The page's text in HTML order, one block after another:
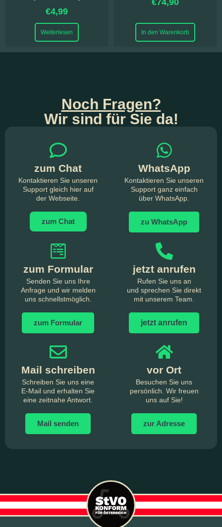
€4,99
Weiterlesen In den Warenkorb
Noch Fragen?
Wir sind für Sie da!
zum Chat
Kontaktieren Sie unseren
Support gleich hier auf
der Webseite.
zum Chat
WhatsApp
Kontaktieren Sie unseren
Support ganz einfach
über WhatsApp.
zu WhatsApp
zum Formular
Senden Sie uns Ihre
Anfrage und wir melden
uns schnellstmöglich.
zum Formular
jetzt anrufen
Rufen Sie uns an
und sprechen Sie direkt
mit unserem Team.
jetzt anrufen
Mail schreiben
Schreiben Sie uns eine
E-Mail und erhalten Sie
eine zeitnahe Antwort.
Mail senden
vor Ort
Besuchen Sie uns
persönlich. Wir freuen
uns auf Sie!
zur Adresse